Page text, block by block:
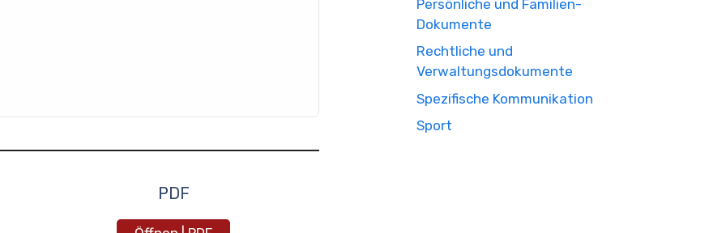
PDF
Persönliche und Familien-
Dokumente
Rechtliche und
Verwaltungsdokumente
Spezifische Kommunikation
Sport